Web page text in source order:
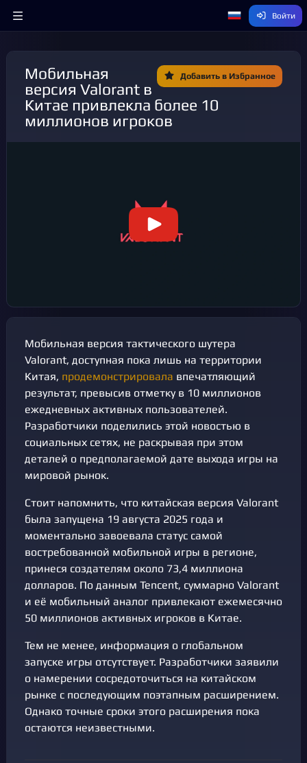
Войти
Добавить в Избранное
Мобильная
версия Valorant в
Китае привлекла более 10
миллионов игроков
Мобильная версия тактического шутера
Valorant, доступная пока лишь на территории
Китая, продемонстрировала впечатляющий
результат, превысив отметку в 10 миллионов
ежедневных активных пользователей.
Разработчики поделились этой новостью в
социальных сетях, не раскрывая при этом
деталей о предполагаемой дате выхода игры на
мировой рынок.
Стоит напомнить, что китайская версия Valorant
была запущена 19 августа 2025 года и
моментально завоевала статус самой
востребованной мобильной игры в регионе,
принеся создателям около 73,4 миллиона
долларов. По данным Tencent, суммарно Valorant
и её мобильный аналог привлекают ежемесячно
50 миллионов активных игроков в Китае.
Тем не менее, информация о глобальном
запуске игры отсутствует. Разработчики заявили
о намерении сосредоточиться на китайском
рынке с последующим поэтапным расширением.
Однако точные сроки этого расширения пока
остаются неизвестными.